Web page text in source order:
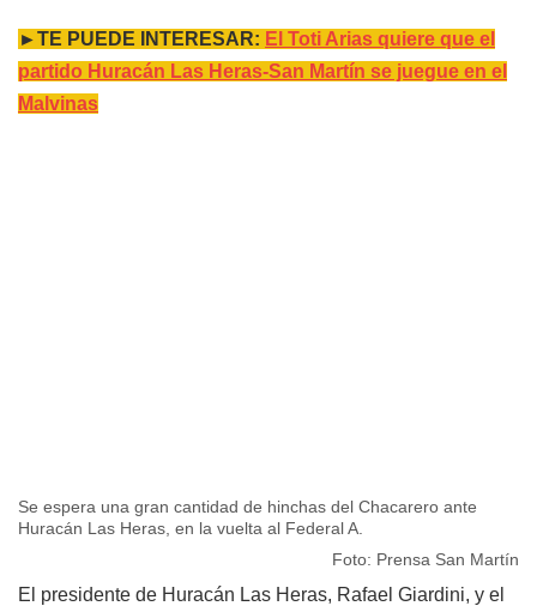
►TE PUEDE INTERESAR: El Toti Arias quiere que el
partido Huracán Las Heras-San Martín se juegue en el
Malvinas
Se espera una gran cantidad de hinchas del Chacarero ante
Huracán Las Heras, en la vuelta al Federal A.
Foto: Prensa San Martín
El presidente de Huracán Las Heras, Rafael Giardini, y el